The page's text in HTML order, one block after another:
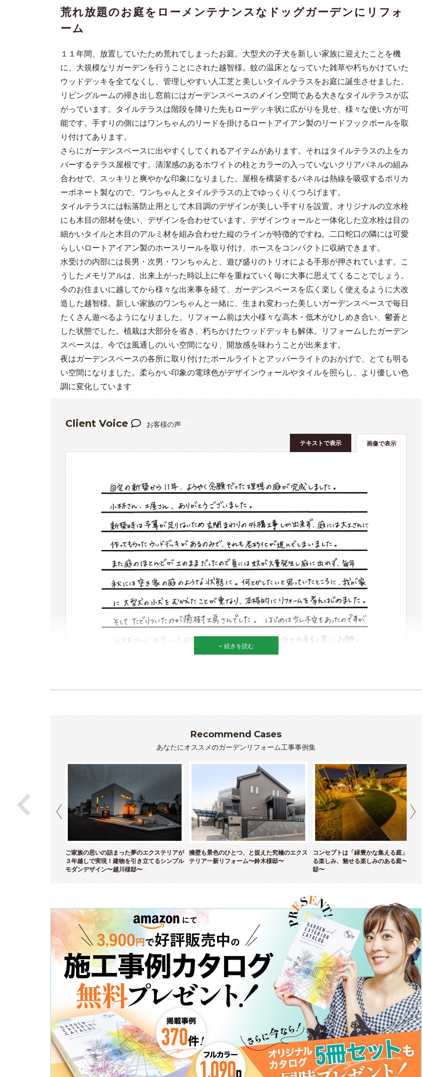
荒れ放題のお庭をローメンテナンスなドッグガーデンにリフォ
ーム
１１年間、放置していたため荒れてしまったお庭。大型犬の子犬を新しい家族に迎えたことを機
に、大規模なリガーデンを行うことにされた越智様。蚊の温床となっていた雑草や朽ちかけていた
ウッドデッキを全てなくし、管理しやすい人工芝と美しいタイルテラスをお庭に誕生させました。
リビングルームの掃き出し窓前にはガーデンスペースのメイン空間である大きなタイルテラスが広
がっています。タイルテラスは階段を降りた先もローデッキ状に広がりを見せ、様々な使い方が可
能です。手すりの側にはワンちゃんのリードを掛けるロートアイアン製のリードフックポールを取
り付けてあります。
さらにガーデンスペースに出やすくしてくれるアイテムがあります。それはタイルテラスの上をカ
バーするテラス屋根です。清潔感のあるホワイトの柱とカラーの入っていないクリアパネルの組み
合わせで、スッキリと爽やかな印象になりました。屋根を構築するパネルは熱線を吸収するポリカ
ーボネート製なので、ワンちゃんとタイルテラスの上でゆっくりくつろげます。
タイルテラスには転落防止用として木目調のデザインが美しい手すりを設置。オリジナルの立水栓
にも木目の部材を使い、デザインを合わせています。デザインウォールと一体化した立水栓は目の
細かいタイルと木目のアルミ材を組み合わせた縦のラインが特徴的ですね。二口蛇口の隣には可愛
らしいロートアイアン製のホースリールを取り付け、ホースをコンパクトに収納できます。
水受けの内部には長男・次男・ワンちゃんと、遊び盛りのトリオによる手形が押されています。こ
うしたメモリアルは、出来上がった時以上に年を重ねていく毎に大事に思えてくることでしょう。
今のお住まいに越してから様々な出来事を経て、ガーデンスペースを広く楽しく使えるように大改
造した越智様。新しい家族のワンちゃんと一緒に、生まれ変わった美しいガーデンスペースで毎日
たくさん遊べるようになりました。リフォーム前は大小様々な高木・低木がひしめき合い、鬱蒼と
した状態でした。植栽は大部分を省き、朽ちかけたウッドデッキも解体。リフォームしたガーデン
スペースは、今では風通しのいい空間になり、開放感を味わうことが出来ます。
夜はガーデンスペースの各所に取り付けたポールライトとアッパーライトのおかげで、とても明る
い空間になりました。柔らかい印象の電球色がデザインウォールやタイルを照らし、より優しい色
調に変化しています
Client Voice お客様の声
画像で表示
テキストで表示
続きを読む
Recommend Cases
あなたにオススメのガーデンリフォーム工事事例集
ご家族の思いの詰まった夢のエクステリアが
３年越しで実現！建物を引き立てるシンプル
モダンデザイン〜越川様邸〜
擁壁も景色のひとつ、と捉えた究極のエクス
テリア一新リフォーム〜鈴木様邸〜
コンセプトは「緑豊かな集える庭」！ 育て
る楽しみ、魅せる楽しみのある庭〜並木様
邸〜